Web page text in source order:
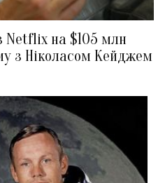
Netflix на $105 млн
з Ніколасом Кейджем